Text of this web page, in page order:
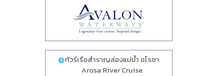
ทัวร์เรือสำราญล่องแม่น้ำ อโรซา
Arosa River Cruise